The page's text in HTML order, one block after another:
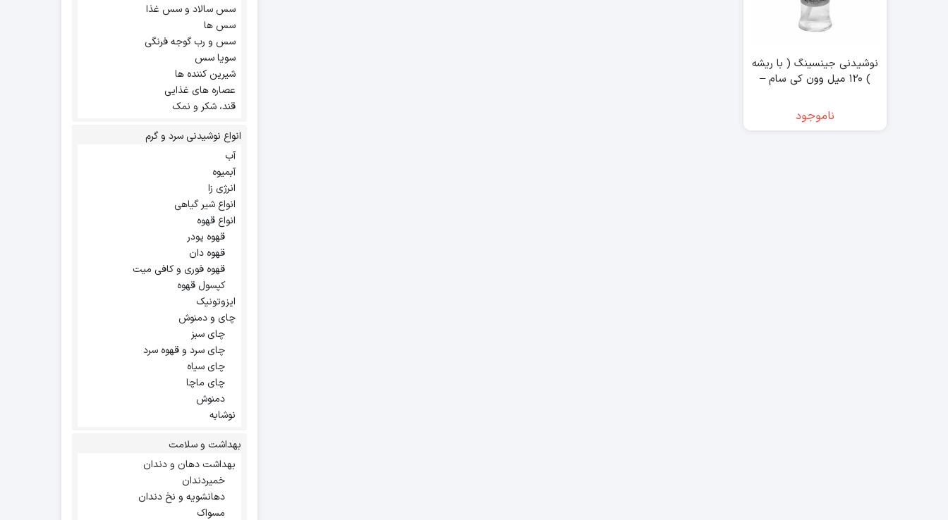
نوشیدنی جینسینگ ( با ریشه
) ۱۲۰ میل وون کی سام –
ناموجود
سس سالاد و سس غذا
سس ها
سس و رب گوجه فرنگی
سویا سس
شیرین کننده ها
عصاره های غذایی
قند، شکر و نمک
انواع نوشیدنی سرد و گرم
آب
آبمیوه
انرژی زا
انواع شیر گیاهی
انواع قهوه
قهوه پودر
قهوه دان
قهوه فوری و کافی میت
کپسول قهوه
ایزوتونیک
چای و دمنوش
چای سبز
چای سرد و قهوه سرد
چای سیاه
چای ماچا
دمنوش
نوشابه
بهداشت و سلامت
بهداشت دهان و دندان
خمیردندان
دهانشویه و نخ دندان
مسواک